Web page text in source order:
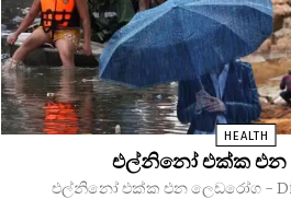
HEALTH
එල්නිනෝ එක්ක එන
එල්නිනෝ එක්ක එන ලෙඩරෝග -